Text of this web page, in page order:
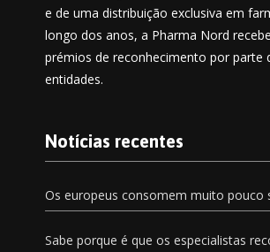
e de uma distribuição exclusiva em
longo dos anos, a Pharma Nord
prémios de reconhecimento por parte
entidades.
Notícias recentes
Os europeus consomem muito pouco
Sabe porque é que os especialistas